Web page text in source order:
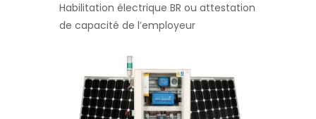
Habilitation électrique BR ou attestation
de capacité de l’employeur